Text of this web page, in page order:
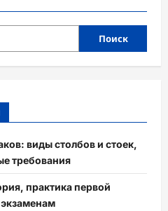
Поиск
виды столбов и стоек,
требования
практика первой
экзаменам